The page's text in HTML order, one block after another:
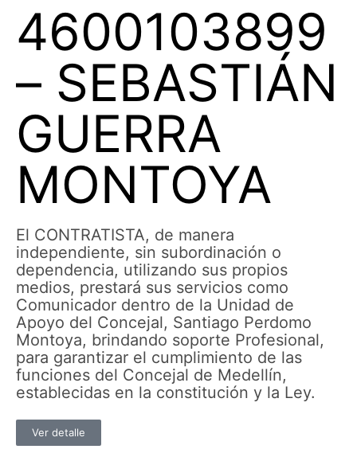
4600103899
– SEBASTIÁN
GUERRA
MONTOYA
El CONTRATISTA, de manera
independiente, sin subordinación o
dependencia, utilizando sus propios
medios, prestará sus servicios como
Comunicador dentro de la Unidad de
Apoyo del Concejal, Santiago Perdomo
Montoya, brindando soporte Profesional,
para garantizar el cumplimiento de las
funciones del Concejal de Medellín,
establecidas en la constitución y la Ley.
Ver detalle